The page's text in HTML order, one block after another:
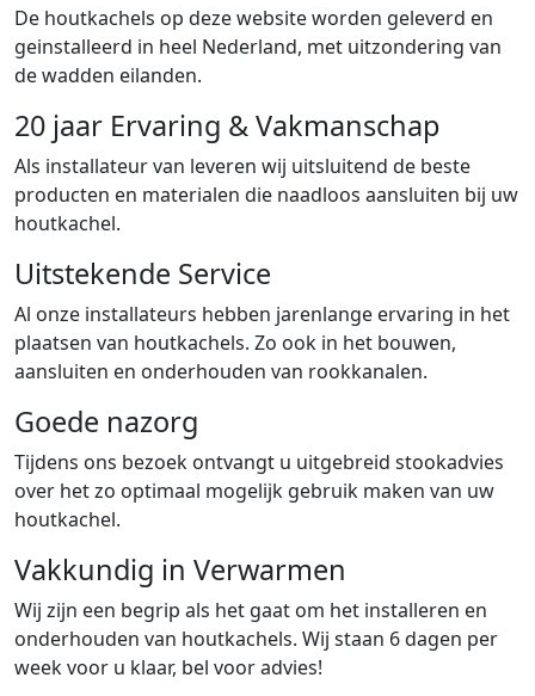
De houtkachels op deze website worden geleverd en
geinstalleerd in heel Nederland, met uitzondering van
de wadden eilanden.
20 jaar Ervaring & Vakmanschap
Als installateur van leveren wij uitsluitend de beste
producten en materialen die naadloos aansluiten bij uw
houtkachel.
Uitstekende Service
Al onze installateurs hebben jarenlange ervaring in het
plaatsen van houtkachels. Zo ook in het bouwen,
aansluiten en onderhouden van rookkanalen.
Goede nazorg
Tijdens ons bezoek ontvangt u uitgebreid stookadvies
over het zo optimaal mogelijk gebruik maken van uw
houtkachel.
Vakkundig in Verwarmen
Wij zijn een begrip als het gaat om het installeren en
onderhouden van houtkachels. Wij staan 6 dagen per
week voor u klaar, bel voor advies!